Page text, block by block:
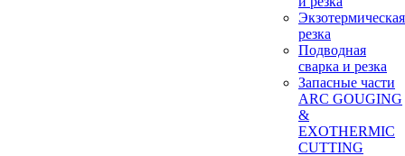
Экзотермическая
резка
Подводная
сварка и резка
Запасные части
ARC GOUGING
&
EXOTHERMIC
CUTTING